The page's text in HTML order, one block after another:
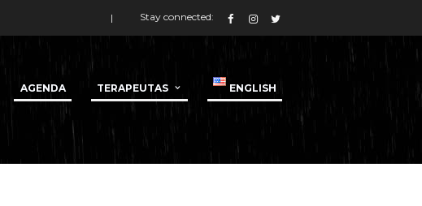
Stay connected:
AGENDA TERAPEUTAS ENGLISH